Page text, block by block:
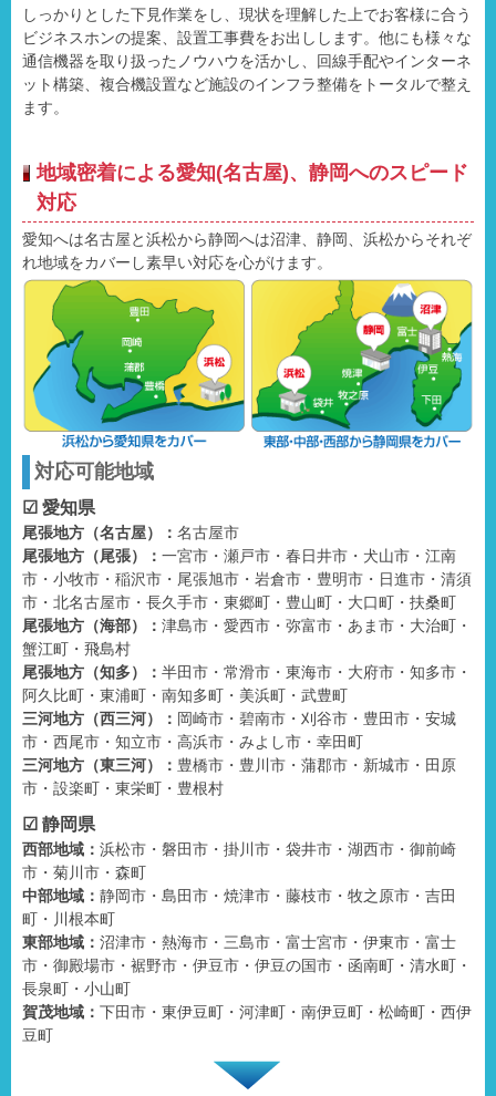
しっかりとした下見作業をし、現状を理解した上でお客様に合う
ビジネスホンの提案、設置工事費をお出しします。他にも様々な
通信機器を取り扱ったノウハウを活かし、回線手配やインターネ
ット構築、複合機設置など施設のインフラ整備をトータルで整え
ます。
地域密着による愛知(名古屋)、静岡へのスピード
対応
愛知へは名古屋と浜松から静岡へは沼津、静岡、浜松からそれぞ
れ地域をカバーし素早い対応を心がけます。
対応可能地域
☑ 愛知県
尾張地方（名古屋）： 名古屋市
尾張地方（尾張）： 一宮市・瀬戸市・春日井市・犬山市・江南
市・小牧市・稲沢市・尾張旭市・岩倉市・豊明市・日進市・清須
市・北名古屋市・長久手市・東郷町・豊山町・大口町・扶桑町
尾張地方（海部）： 津島市・愛西市・弥富市・あま市・大治町・
蟹江町・飛島村
尾張地方（知多）： 半田市・常滑市・東海市・大府市・知多市・
阿久比町・東浦町・南知多町・美浜町・武豊町
三河地方（西三河）： 岡崎市・碧南市・刈谷市・豊田市・安城
市・西尾市・知立市・高浜市・みよし市・幸田町
三河地方（東三河）： 豊橋市・豊川市・蒲郡市・新城市・田原
市・設楽町・東栄町・豊根村
☑ 静岡県
西部地域： 浜松市・磐田市・掛川市・袋井市・湖西市・御前崎
市・菊川市・森町
中部地域： 静岡市・島田市・焼津市・藤枝市・牧之原市・吉田
町・川根本町
東部地域： 沼津市・熱海市・三島市・富士宮市・伊東市・富士
市・御殿場市・裾野市・伊豆市・伊豆の国市・函南町・清水町・
長泉町・小山町
賀茂地域： 下田市・東伊豆町・河津町・南伊豆町・松崎町・西伊
豆町